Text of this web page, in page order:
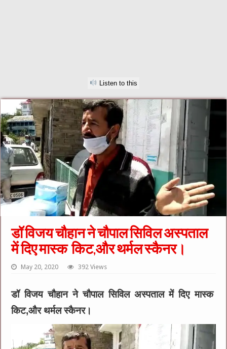
Listen to this
डॉ विजय चौहान ने चौपाल सिविल अस्पताल
में दिए मास्क किट,और थर्मल स्कैनर।
May 20, 2020 392 Views
डॉ विजय चौहान ने चौपाल सिविल अस्पताल में दिए मास्क
किट,और थर्मल स्कैनर।